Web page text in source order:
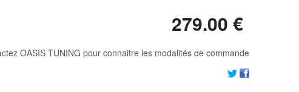
279.00 €
OASIS TUNING pour connaitre les modalités de commande